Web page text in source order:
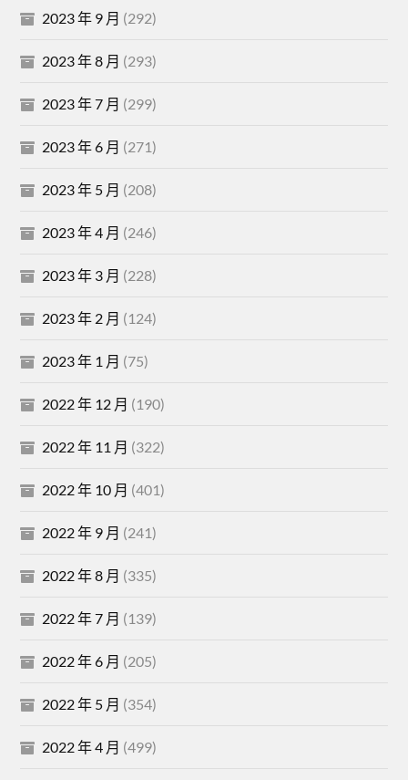
2023 年 9 月 (292)
2023 年 8 月 (293)
2023 年 7 月 (299)
2023 年 6 月 (271)
2023 年 5 月 (208)
2023 年 4 月 (246)
2023 年 3 月 (228)
2023 年 2 月 (124)
2023 年 1 月 (75)
2022 年 12 月 (190)
2022 年 11 月 (322)
2022 年 10 月 (401)
2022 年 9 月 (241)
2022 年 8 月 (335)
2022 年 7 月 (139)
2022 年 6 月 (205)
2022 年 5 月 (354)
2022 年 4 月 (499)